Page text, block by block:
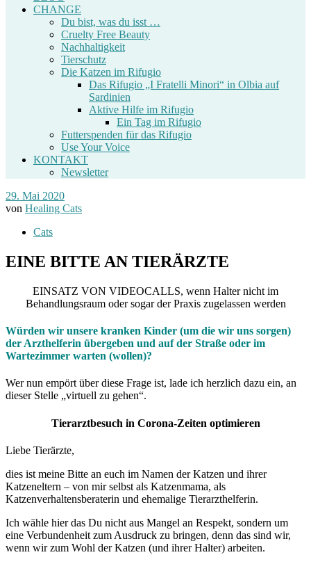
CHANGE
Du bist, was du isst …
Cruelty Free Beauty
Nachhaltigkeit
Tierschutz
Die Katzen im Rifugio
Das Rifugio „I Fratelli Minori“ in Olbia auf
Sardinien
Aktive Hilfe im Rifugio
Ein Tag im Rifugio
Futterspenden für das Rifugio
Use Your Voice
KONTAKT
Newsletter
29. Mai 2020
von Healing Cats
Cats
EINE BITTE AN TIERÄRZTE
EINSATZ VON VIDEOCALLS, wenn Halter nicht im
Behandlungsraum oder sogar der Praxis zugelassen werden
Würden wir unsere kranken Kinder (um die wir uns sorgen)
der Arzthelferin übergeben und auf der Straße oder im
Wartezimmer warten (wollen)?
Wer nun empört über diese Frage ist, lade ich herzlich dazu ein, an
dieser Stelle „virtuell zu gehen“.
Tierarztbesuch in Corona-Zeiten optimieren
Liebe Tierärzte,
dies ist meine Bitte an euch im Namen der Katzen und ihrer
Katzeneltern – von mir selbst als Katzenmama, als
Katzenverhaltensberaterin und ehemalige Tierarzthelferin.
Ich wähle hier das Du nicht aus Mangel an Respekt, sondern um
eine Verbundenheit zum Ausdruck zu bringen, denn das sind wir,
wenn wir zum Wohl der Katzen (und ihrer Halter) arbeiten.